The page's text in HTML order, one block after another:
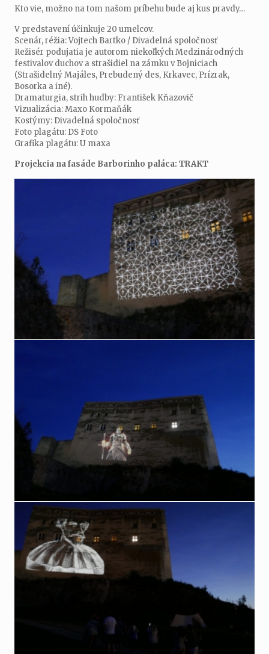
Kto vie, možno na tom našom príbehu bude aj kus pravdy…
V predstavení účinkuje 20 umelcov.
Scenár, réžia: Vojtech Bartko / Divadelná spoločnosť
Režisér podujatia je autorom niekoľkých Medzinárodných
festivalov duchov a strašidiel na zámku v Bojniciach
(Strašidelný Majáles, Prebudený des, Krkavec, Prízrak,
Bosorka a iné).
Dramaturgia, strih hudby: František Kňazovič
Vizualizácia: Maxo Kormaňák
Kostýmy: Divadelná spoločnosť
Foto plagátu: DS Foto
Grafika plagátu: U maxa
Projekcia na fasáde Barborinho paláca: TRAKT